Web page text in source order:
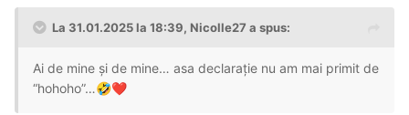
La 31.01.2025 la 18:39, Nicolle27 a spus:
Ai de mine și de mine… asa declarație nu am mai primit de
“hohoho”…🤣❤️